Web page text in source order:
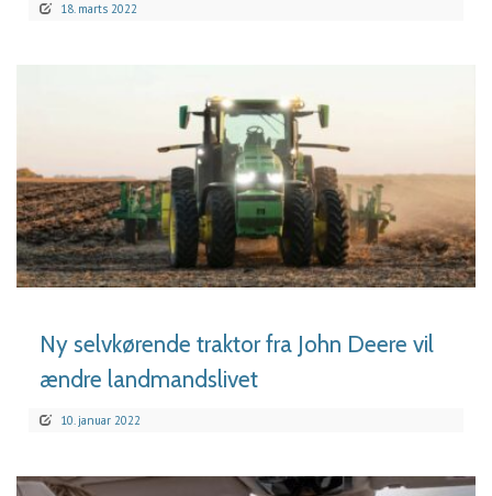
18. marts 2022
LÆS MERE
Ny selvkørende traktor fra John Deere vil
ændre landmandslivet
10. januar 2022